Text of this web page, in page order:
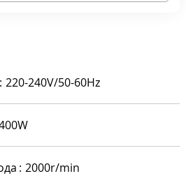
220-240V/50-60Hz
2000r/min